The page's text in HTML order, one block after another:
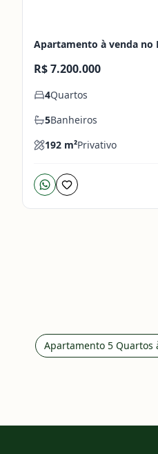
Apartamento à venda no
R$ 7.200.000
4Quartos
5Banheiros
192 m²Privativo
Apartamento 5 Quartos